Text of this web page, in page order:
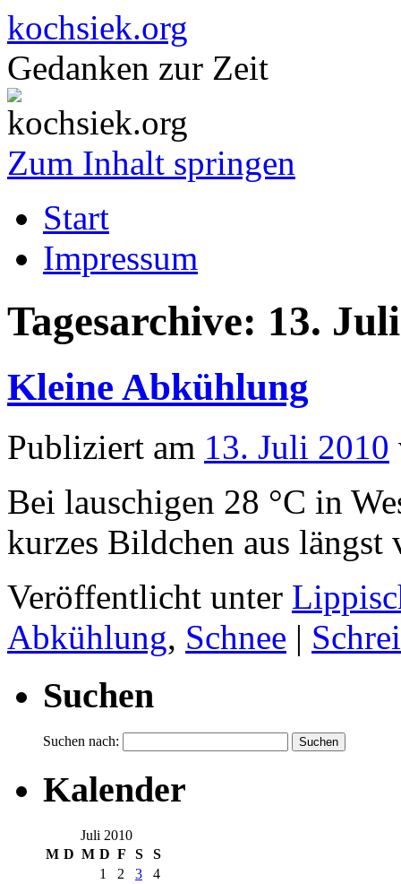
kochsiek.org
Gedanken zur Zeit
Zum Inhalt springen
Start
Impressum
Tagesarchive: 13.
Kleine Abkühlung
Publiziert am 13. Juli 2010
Bei lauschigen 28 °C in
kurzes Bildchen aus längst
Veröffentlicht unter
Abkühlung, Schnee |
Suchen
Suchen nach:
Kalender
Juli 2010
M D M D F S
S
1
2 3
4